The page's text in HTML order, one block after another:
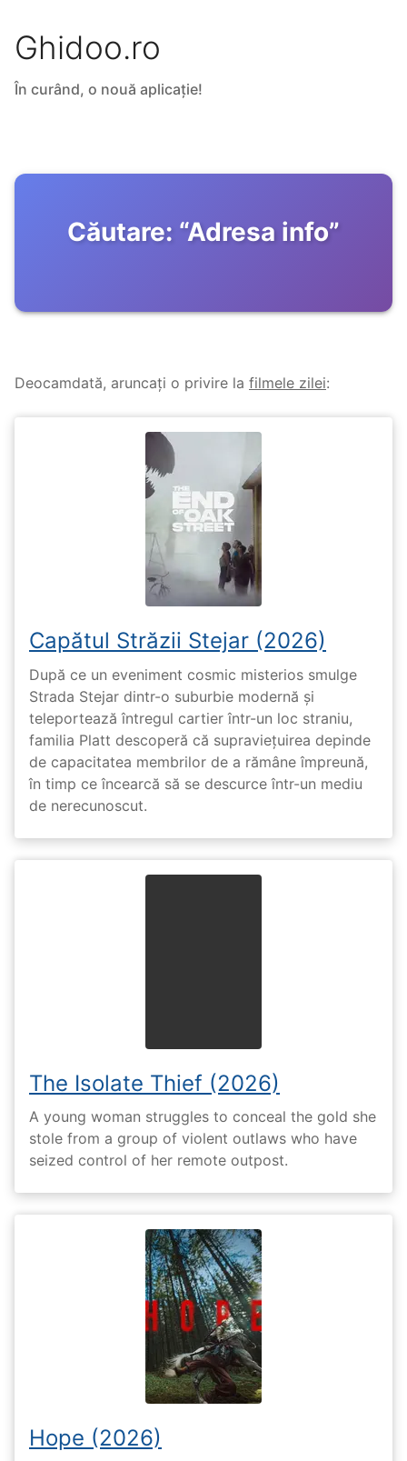
Ghidoo.ro
În curând, o nouă aplicație!
Căutare: “Adresa info”
Deocamdată, aruncați o privire la filmele zilei:
Capătul Străzii Stejar (2026)
După ce un eveniment cosmic misterios smulge
Strada Stejar dintr-o suburbie modernă și
teleportează întregul cartier într-un loc straniu,
familia Platt descoperă că supraviețuirea depinde
de capacitatea membrilor de a rămâne împreună,
în timp ce încearcă să se descurce într-un mediu
de nerecunoscut.
The Isolate Thief (2026)
A young woman struggles to conceal the gold she
stole from a group of violent outlaws who have
seized control of her remote outpost.
Hope (2026)